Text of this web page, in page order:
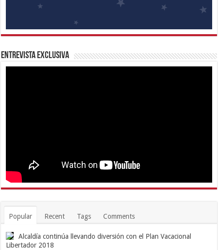
Entrevista Exclusiva
Popular Recent Tags Comments
Alcaldía continúa llevando diversión con el Plan Vacacional
Libertador 2018